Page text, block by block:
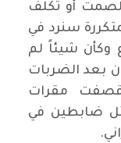
أو تكلف
سنرد في
وكأن شيئاً لم
بعد الضربات
قصفت مقرات
ضابطين في